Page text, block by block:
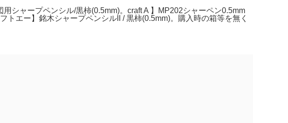
シャープペンシル/黒柿(0.5mm)。craft A 】MP202シャーペン0.5mm
エー】銘木シャープペンシルII / 黒柿(0.5mm)。購入時の箱等を無く